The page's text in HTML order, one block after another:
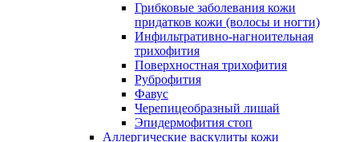
Грибковые заболевания кожи
придатков кожи (волосы и ногти)
Инфильтративно-нагноительная
трихофития
Поверхностная трихофития
Руброфития
Фавус
Черепицеобразный лишай
Эпидермофития стоп
Аллергические васкулиты кожи